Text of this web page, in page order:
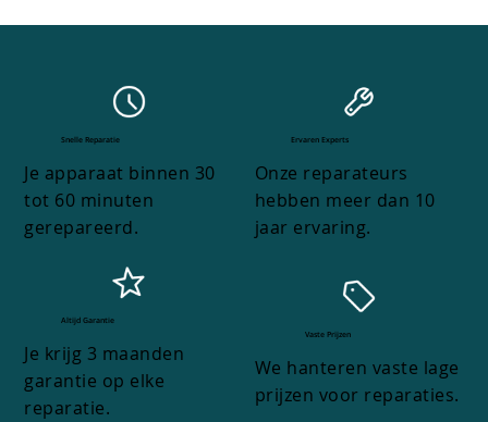
Snelle Reparatie
Je apparaat binnen 30
tot 60 minuten
gerepareerd.
Altijd Garantie
Je krijg 3 maanden
garantie op elke
reparatie.
Ervaren Experts
Onze reparateurs
hebben meer dan 10
jaar ervaring.
Vaste Prijzen
We hanteren vaste lage
prijzen voor reparaties.